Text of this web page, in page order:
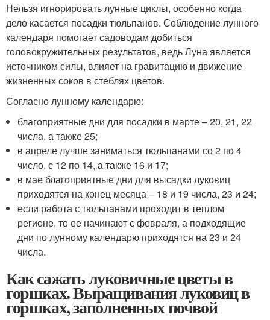
Нельзя игнорировать лунные циклы, особенно когда
дело касается посадки тюльпанов. Соблюдение лунного
календаря помогает садоводам добиться
головокружительных результатов, ведь Луна является
источником силы, влияет на гравитацию и движение
жизненных соков в стеблях цветов.
Согласно лунному календарю:
благоприятные дни для посадки в марте – 20, 21, 22
числа, а также 25;
в апреле лучше заниматься тюльпанами со 2 по 4
число, с 12 по 14, а также 16 и 17;
в мае благоприятные дни для высадки луковиц
приходятся на конец месяца – 18 и 19 числа, 23 и 24;
если работа с тюльпанами проходит в теплом
регионе, то ее начинают с февраля, а подходящие
дни по лунному календарю приходятся на 23 и 24
числа.
Как сажать луковичные цветы в
горшках. Выращивания луковиц в
горшках, заполненных почвой